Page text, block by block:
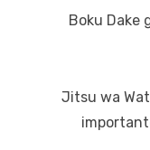
Previous
Boku Dake
Jitsu wa